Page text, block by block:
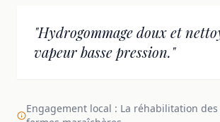
"Hydrogommage doux et
vapeur basse pression."
Engagement local : La réhabilitation